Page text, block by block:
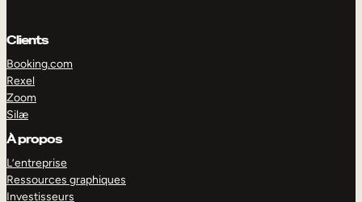
Clients
Booking.com
Rexel
Zoom
Silæ
À propos
L’entreprise
Ressources graphiques
Investisseurs